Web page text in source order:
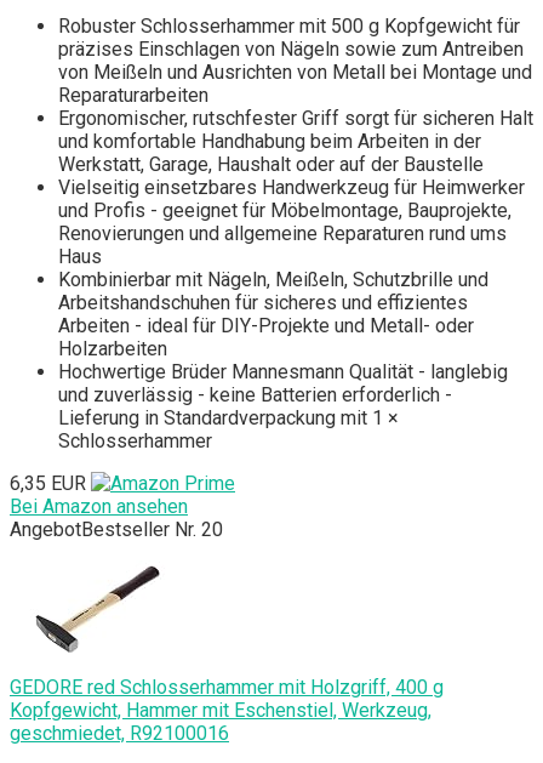
Robuster Schlosserhammer mit 500 g Kopfgewicht für
präzises Einschlagen von Nägeln sowie zum Antreiben
von Meißeln und Ausrichten von Metall bei Montage und
Reparaturarbeiten
Ergonomischer, rutschfester Griff sorgt für sicheren Halt
und komfortable Handhabung beim Arbeiten in der
Werkstatt, Garage, Haushalt oder auf der Baustelle
Vielseitig einsetzbares Handwerkzeug für Heimwerker
und Profis - geeignet für Möbelmontage, Bauprojekte,
Renovierungen und allgemeine Reparaturen rund ums
Haus
Kombinierbar mit Nägeln, Meißeln, Schutzbrille und
Arbeitshandschuhen für sicheres und effizientes
Arbeiten - ideal für DIY-Projekte und Metall- oder
Holzarbeiten
Hochwertige Brüder Mannesmann Qualität - langlebig
und zuverlässig - keine Batterien erforderlich -
Lieferung in Standardverpackung mit 1 ×
Schlosserhammer
6,35 EUR
Bei Amazon ansehen
AngebotBestseller Nr. 20
GEDORE red Schlosserhammer mit Holzgriff, 400 g
Kopfgewicht, Hammer mit Eschenstiel, Werkzeug,
geschmiedet, R92100016